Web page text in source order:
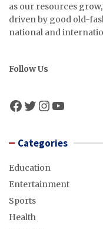
as our resources
driven by good old-
national and
Follow Us
Facebook
Twitter
Instagram
YouTube
Categories
Education
Entertainment
Sports
Health